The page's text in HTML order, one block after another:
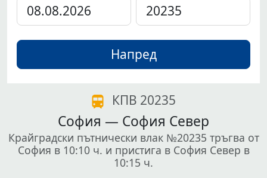
Напред
КПВ 20235
София — София Север
Крайградски пътнически влак №20235 тръгва от
София в 10:10 ч. и пристига в София Север в
10:15 ч.